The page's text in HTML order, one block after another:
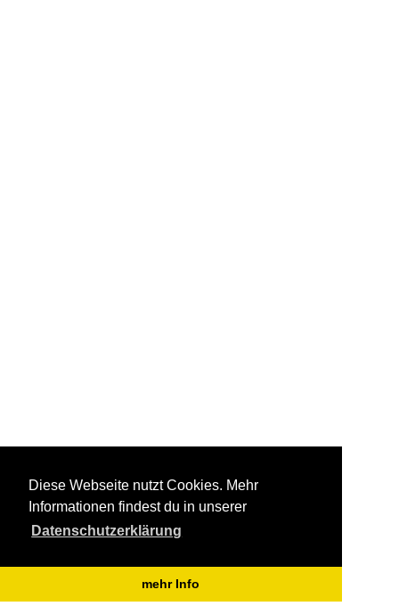
Diese Webseite nutzt Cookies. Mehr
Informationen findest du in unserer
Datenschutzerklärung
mehr Info